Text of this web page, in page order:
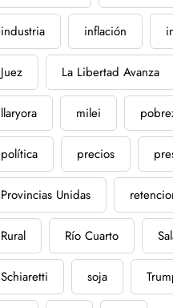
industria inflación
Juez La Libertad Avanza
llaryora milei
política precios
Provincias Unidas
Rural Río Cuarto
Schiaretti soja